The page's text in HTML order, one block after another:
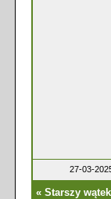
27-03-
« Starszy wątek